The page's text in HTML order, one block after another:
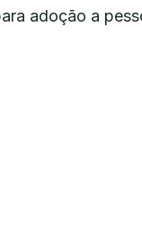
adoção a